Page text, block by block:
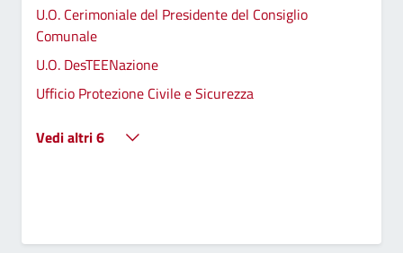
U.O. Cerimoniale del Presidente del Consiglio
Comunale
U.O. DesTEENazione
Ufficio Protezione Civile e Sicurezza
Vedi altri 6